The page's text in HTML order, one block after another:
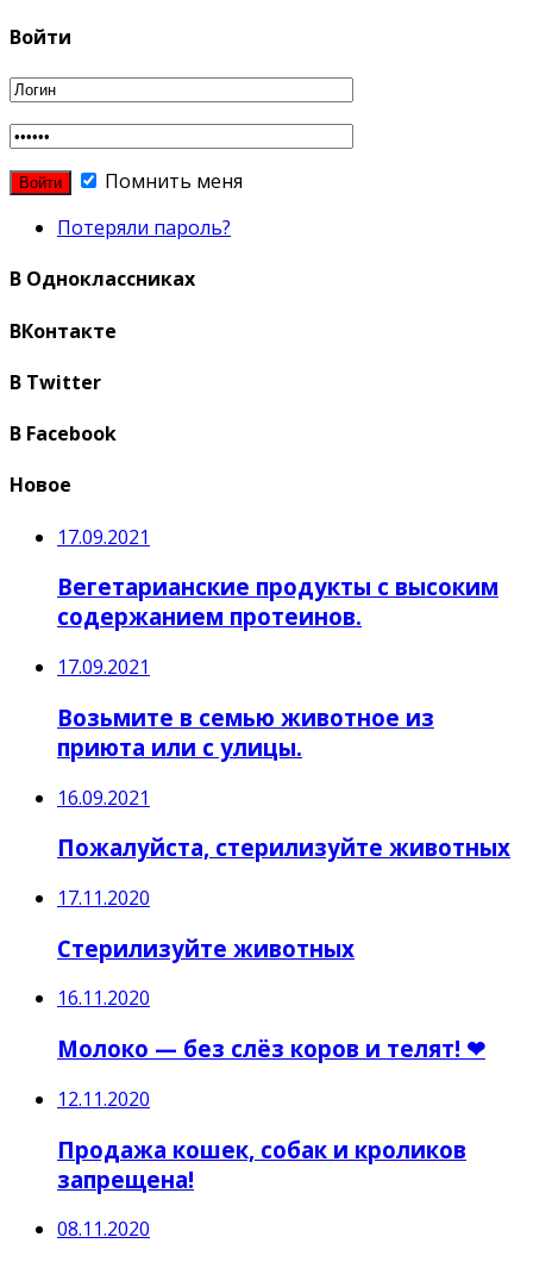
Войти
Помнить меня
Потеряли пароль?
В Одноклассниках
ВКонтакте
В Twitter
В Facebook
Новое
17.09.2021
Вегетарианские продукты с высоким
содержанием протеинов.
17.09.2021
Возьмите в семью животное из
приюта или с улицы.
16.09.2021
Пожалуйста, стерилизуйте животных
17.11.2020
Стерилизуйте животных
16.11.2020
Молоко — без слёз коров и телят! ❤
12.11.2020
Продажа кошек, собак и кроликов
запрещена!
08.11.2020